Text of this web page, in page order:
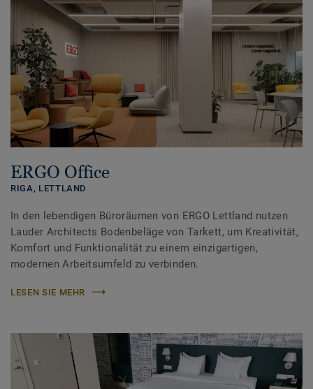
ERGO Office
RIGA, LETTLAND
In den lebendigen Büroräumen von ERGO Lettland nutzen
Lauder Architects Bodenbeläge von Tarkett, um Kreativität,
Komfort und Funktionalität zu einem einzigartigen,
modernen Arbeitsumfeld zu verbinden.
LESEN SIE MEHR